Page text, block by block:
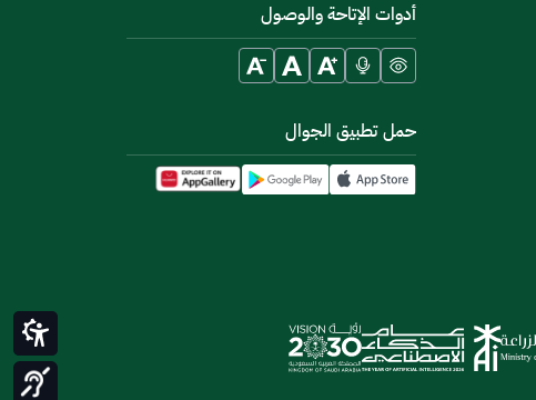
أدوات الإتاحة والوصول
حمل تطبيق الجوال